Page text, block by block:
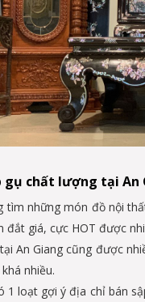
gụ chất lượng tại An
tìm những món đồ nội
đắt giá, cực HOT được
An Giang cũng được
nhiều.
1 loạt gợi ý địa chỉ bán